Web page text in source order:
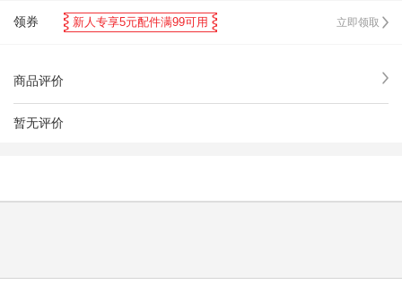
领券 新人专享5元配件满99可用 立即领取
商品评价
暂无评价